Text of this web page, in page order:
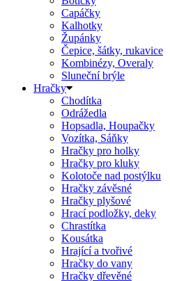
Capáčky
Kalhotky
Župánky
Čepice, šátky, rukavice
Kombinézy, Overaly
Sluneční brýle
Hračky
Chodítka
Odrážedla
Hopsadla, Houpačky
Vozítka, Sáňky
Hračky pro holky
Hračky pro kluky
Kolotoče nad postýlku
Hračky závěsné
Hračky plyšové
Hrací podložky, deky
Chrastítka
Kousátka
Hrající a tvořivé
Hračky do vany
Hračky dřevěné